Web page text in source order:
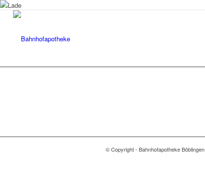
© Copyright - Bahnhofapotheke Böblingen